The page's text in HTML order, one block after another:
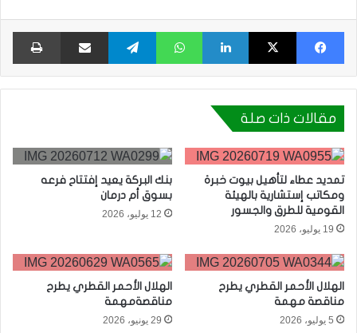
فيسبوك X لينكدإن واتساب تيلقرام مشاركة عبر البريد
مقالات ذات صلة
تمديد عطاء لتأهيل بيوت خبرة
ومكاتب إستشارية بالهيئة
القومية للطرق والجسور
19 يوليو، 2026
بنك البركة يعيد إفتتاح فرعه
بسوق أم درمان
12 يوليو، 2026
الهلال الأحمر القطري يطرح
مناقصة مهمة
5 يوليو، 2026
الهلال الأحمر القطري يطرح
مناقصةمهمة
29 يونيو، 2026